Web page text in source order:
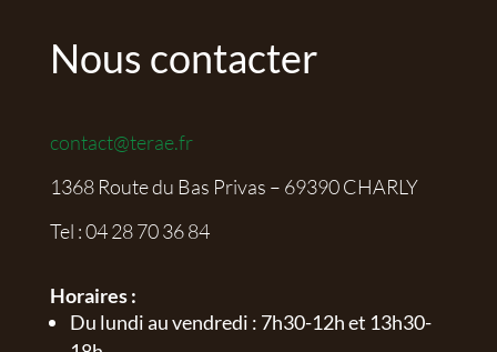
Nous contacter
contact@terae.fr
1368 Route du Bas Privas – 69390 CHARLY
Tel :04 28 70 36 84
Horaires :
Du lundi au vendredi : 7h30-12h et 13h30-